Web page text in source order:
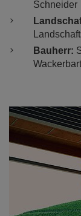
Schneider
Bauherr: